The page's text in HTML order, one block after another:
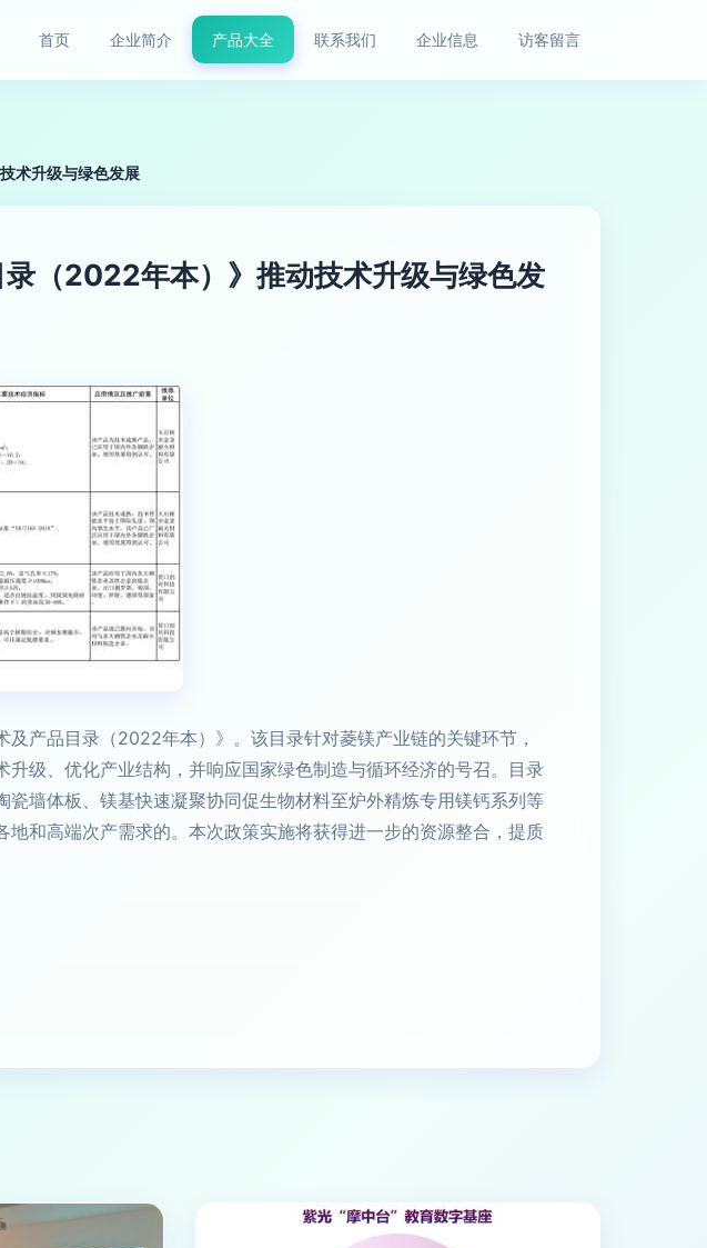
首页 企业简介 产品大全 联系我们 企业信息 访客留言
术升级与绿色发展
（2022年本）》推动技术升级与绿色发
产品目录（2022年本）》。该目录针对菱镁产业链的关键环节，
级、优化产业结构，并响应国家绿色制造与循环经济的号召。目录
墙体板、镁基快速凝聚协同促生物材料至炉外精炼专用镁钙系列等
和高端次产需求的。本次政策实施将获得进一步的资源整合，提质